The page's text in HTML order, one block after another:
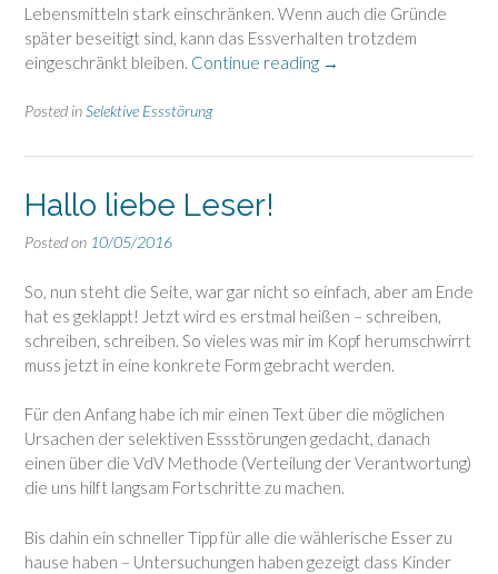
Lebensmitteln stark einschränken. Wenn auch die Gründe
später beseitigt sind, kann das Essverhalten trotzdem
eingeschränkt bleiben. Continue reading “Mögliche
→
Posted inSelektive Essstörung
Hallo liebe Leser!
Posted on 10/05/2016
So, nun steht die Seite, war gar nicht so einfach, aber am Ende
hat es geklappt! Jetzt wird es erstmal heißen – schreiben,
schreiben, schreiben. So vieles was mir im Kopf herumschwirrt
muss jetzt in eine konkrete Form gebracht werden.
Für den Anfang habe ich mir einen Text über die möglichen
Ursachen der selektiven Essstörungen gedacht, danach
einen über die VdV Methode (Verteilung der Verantwortung)
die uns hilft langsam Fortschritte zu machen.
Bis dahin ein schneller Tipp für alle die wählerische Esser zu
hause haben – Untersuchungen haben gezeigt dass Kinder